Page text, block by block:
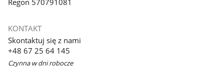
KONTAKT
Skontaktuj się z nami
+48 67 25 64 145
Czynna w dni robocze